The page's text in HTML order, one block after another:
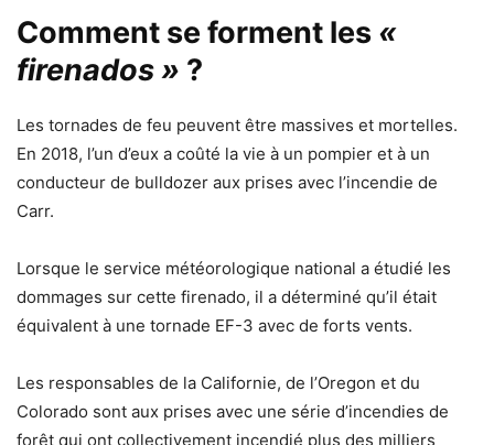
Comment se forment les «
firenados » ?
Les tornades de feu peuvent être massives et mortelles.
En 2018, l’un d’eux a coûté la vie à un pompier et à un
conducteur de bulldozer aux prises avec l’incendie de
Carr.
Lorsque le service météorologique national a étudié les
dommages sur cette firenado, il a déterminé qu’il était
équivalent à une tornade EF-3 avec de forts vents.
Les responsables de la Californie, de l’Oregon et du
Colorado sont aux prises avec une série d’incendies de
forêt qui ont collectivement incendié plus des milliers